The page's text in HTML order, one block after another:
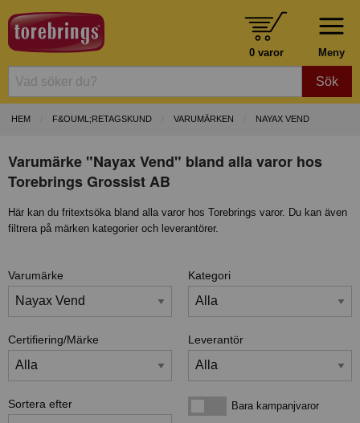
Meny
0 varor
Sök
HEM F&OUML;RETAGSKUND VARUMÄRKEN NAYAX VEND
Varumärke "Nayax Vend" bland alla varor hos
Torebrings Grossist AB
Här kan du fritextsöka bland alla varor hos Torebrings varor. Du kan även
filtrera på märken kategorier och leverantörer.
Varumärke Kategori
Certifiering/Märke Leverantör
Sortera efter Bara kampanjvarorBara kampanjvaror